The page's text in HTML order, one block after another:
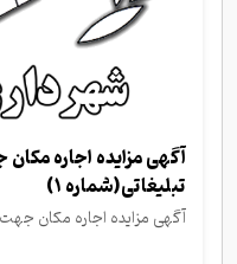
آگهی مزایده اجاره
تبلیغاتی(شماره 1)
آگهی مزایده اجاره مکان جهت